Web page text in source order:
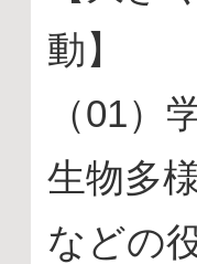
動】
（01）
生物多
などの